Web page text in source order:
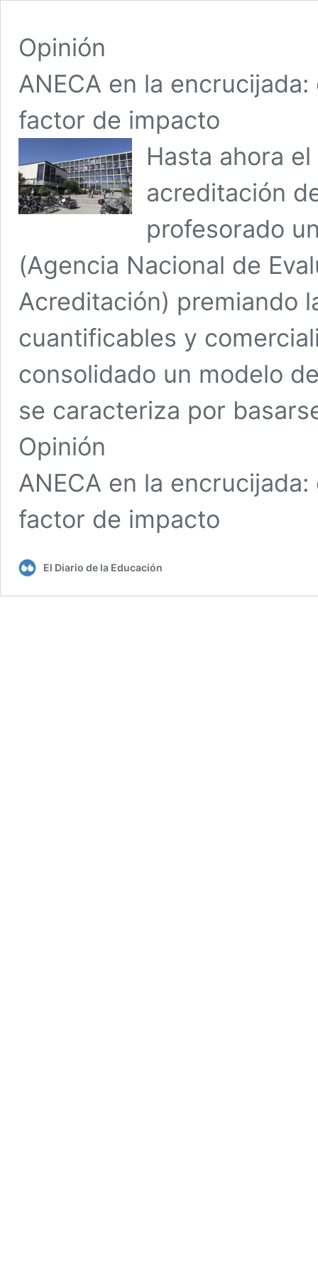
Opinión
ANECA en la
factor de impacto
Hasta ahora
acreditación
profesorado
(Agencia Nacional de
Acreditación) premiando
cuantificables y
consolidado un modelo
se caracteriza por
Opinión
ANECA en la
factor de impacto
El Diario de la Educación